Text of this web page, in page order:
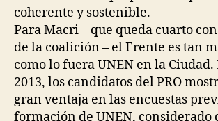
coherente y sostenible.
Para Macri – que queda cuarto
de la coalición – el Frente es tan
como lo fuera UNEN en la Ciudad.
2013, los candidatos del PRO
gran ventaja en las encuestas
formación de UNEN, considerado